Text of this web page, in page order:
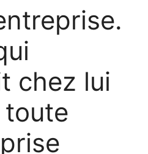
chez lui